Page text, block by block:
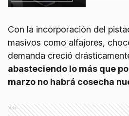
Con la incorporación del
masivos como alfajores,
demanda creció
abasteciendo lo más que
marzo no habrá cosecha
Ads